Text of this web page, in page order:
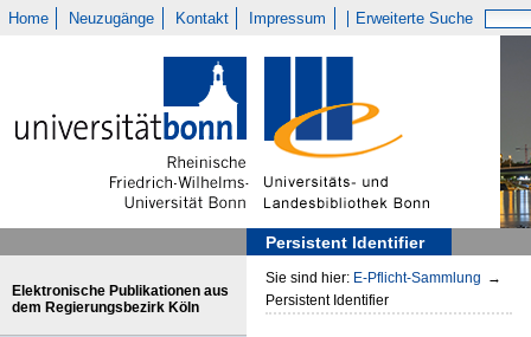
Home Neuzugänge Kontakt Impressum Erweiterte Suche
Persistent Identifier
Elektronische Publikationen aus
dem Regierungsbezirk Köln
Sie sind hier: E-Pflicht-Sammlung →
Persistent Identifier